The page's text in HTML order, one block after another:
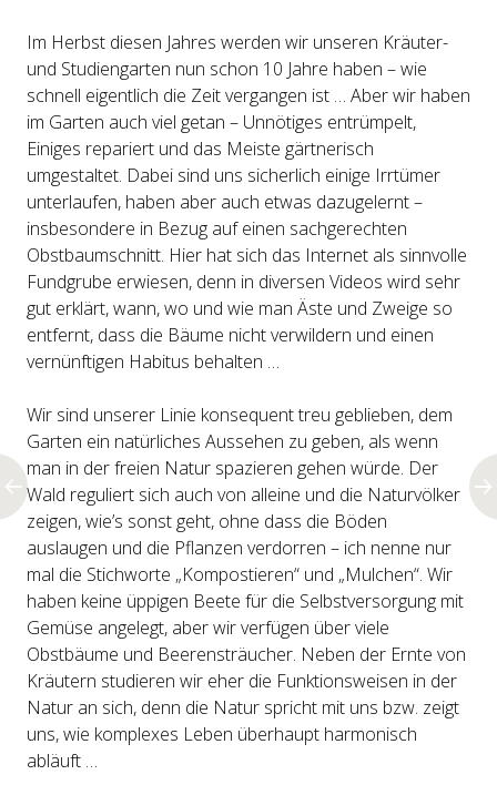
Im Herbst diesen Jahres werden wir unseren Kräuter-
und Studiengarten nun schon 10 Jahre haben – wie
schnell eigentlich die Zeit vergangen ist … Aber wir haben
im Garten auch viel getan – Unnötiges entrümpelt,
Einiges repariert und das Meiste gärtnerisch
umgestaltet. Dabei sind uns sicherlich einige Irrtümer
unterlaufen, haben aber auch etwas dazugelernt –
insbesondere in Bezug auf einen sachgerechten
Obstbaumschnitt. Hier hat sich das Internet als sinnvolle
Fundgrube erwiesen, denn in diversen Videos wird sehr
gut erklärt, wann, wo und wie man Äste und Zweige so
entfernt, dass die Bäume nicht verwildern und einen
vernünftigen Habitus behalten …
Wir sind unserer Linie konsequent treu geblieben, dem
Garten ein natürliches Aussehen zu geben, als wenn
man in der freien Natur spazieren gehen würde. Der
Wald reguliert sich auch von alleine und die Naturvölker
zeigen, wie’s sonst geht, ohne dass die Böden
auslaugen und die Pflanzen verdorren – ich nenne nur
mal die Stichworte „Kompostieren“ und „Mulchen“. Wir
haben keine üppigen Beete für die Selbstversorgung mit
Gemüse angelegt, aber wir verfügen über viele
Obstbäume und Beerensträucher. Neben der Ernte von
Kräutern studieren wir eher die Funktionsweisen in der
Natur an sich, denn die Natur spricht mit uns bzw. zeigt
uns, wie komplexes Leben überhaupt harmonisch
abläuft …